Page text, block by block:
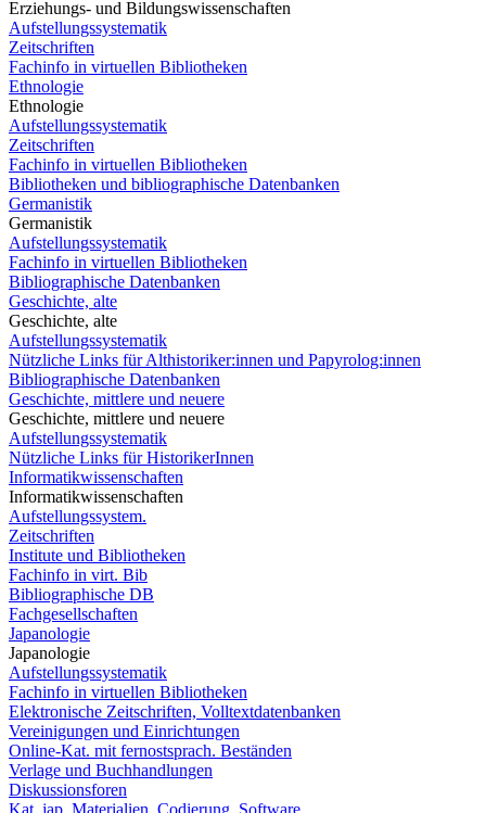
Erziehungs- und Bildungswissenschaften
Aufstellungssystematik
Zeitschriften
Fachinfo in virtuellen Bibliotheken
Ethnologie
Ethnologie
Aufstellungssystematik
Zeitschriften
Fachinfo in virtuellen Bibliotheken
Bibliotheken und bibliographische Datenbanken
Germanistik
Germanistik
Aufstellungssystematik
Fachinfo in virtuellen Bibliotheken
Bibliographische Datenbanken
Geschichte, alte
Geschichte, alte
Aufstellungssystematik
Nützliche Links für Althistoriker:innen und Papyrolog:innen
Bibliographische Datenbanken
Geschichte, mittlere und neuere
Geschichte, mittlere und neuere
Aufstellungssystematik
Nützliche Links für HistorikerInnen
Informatikwissenschaften
Informatikwissenschaften
Aufstellungssystem.
Zeitschriften
Institute und Bibliotheken
Fachinfo in virt. Bib
Bibliographische DB
Fachgesellschaften
Japanologie
Japanologie
Aufstellungssystematik
Fachinfo in virtuellen Bibliotheken
Elektronische Zeitschriften, Volltextdatenbanken
Vereinigungen und Einrichtungen
Online-Kat. mit fernostsprach. Beständen
Verlage und Buchhandlungen
Diskussionsforen
Kat. jap. Materialien, Codierung, Software